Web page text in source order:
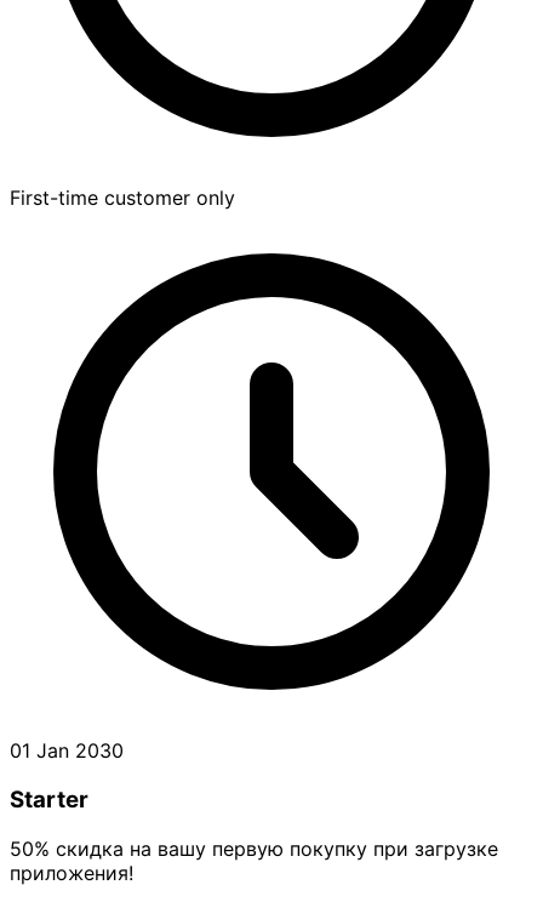
First-time customer only
01 Jan 2030
Starter
50% скидка на вашу первую покупку при загрузке
приложения!